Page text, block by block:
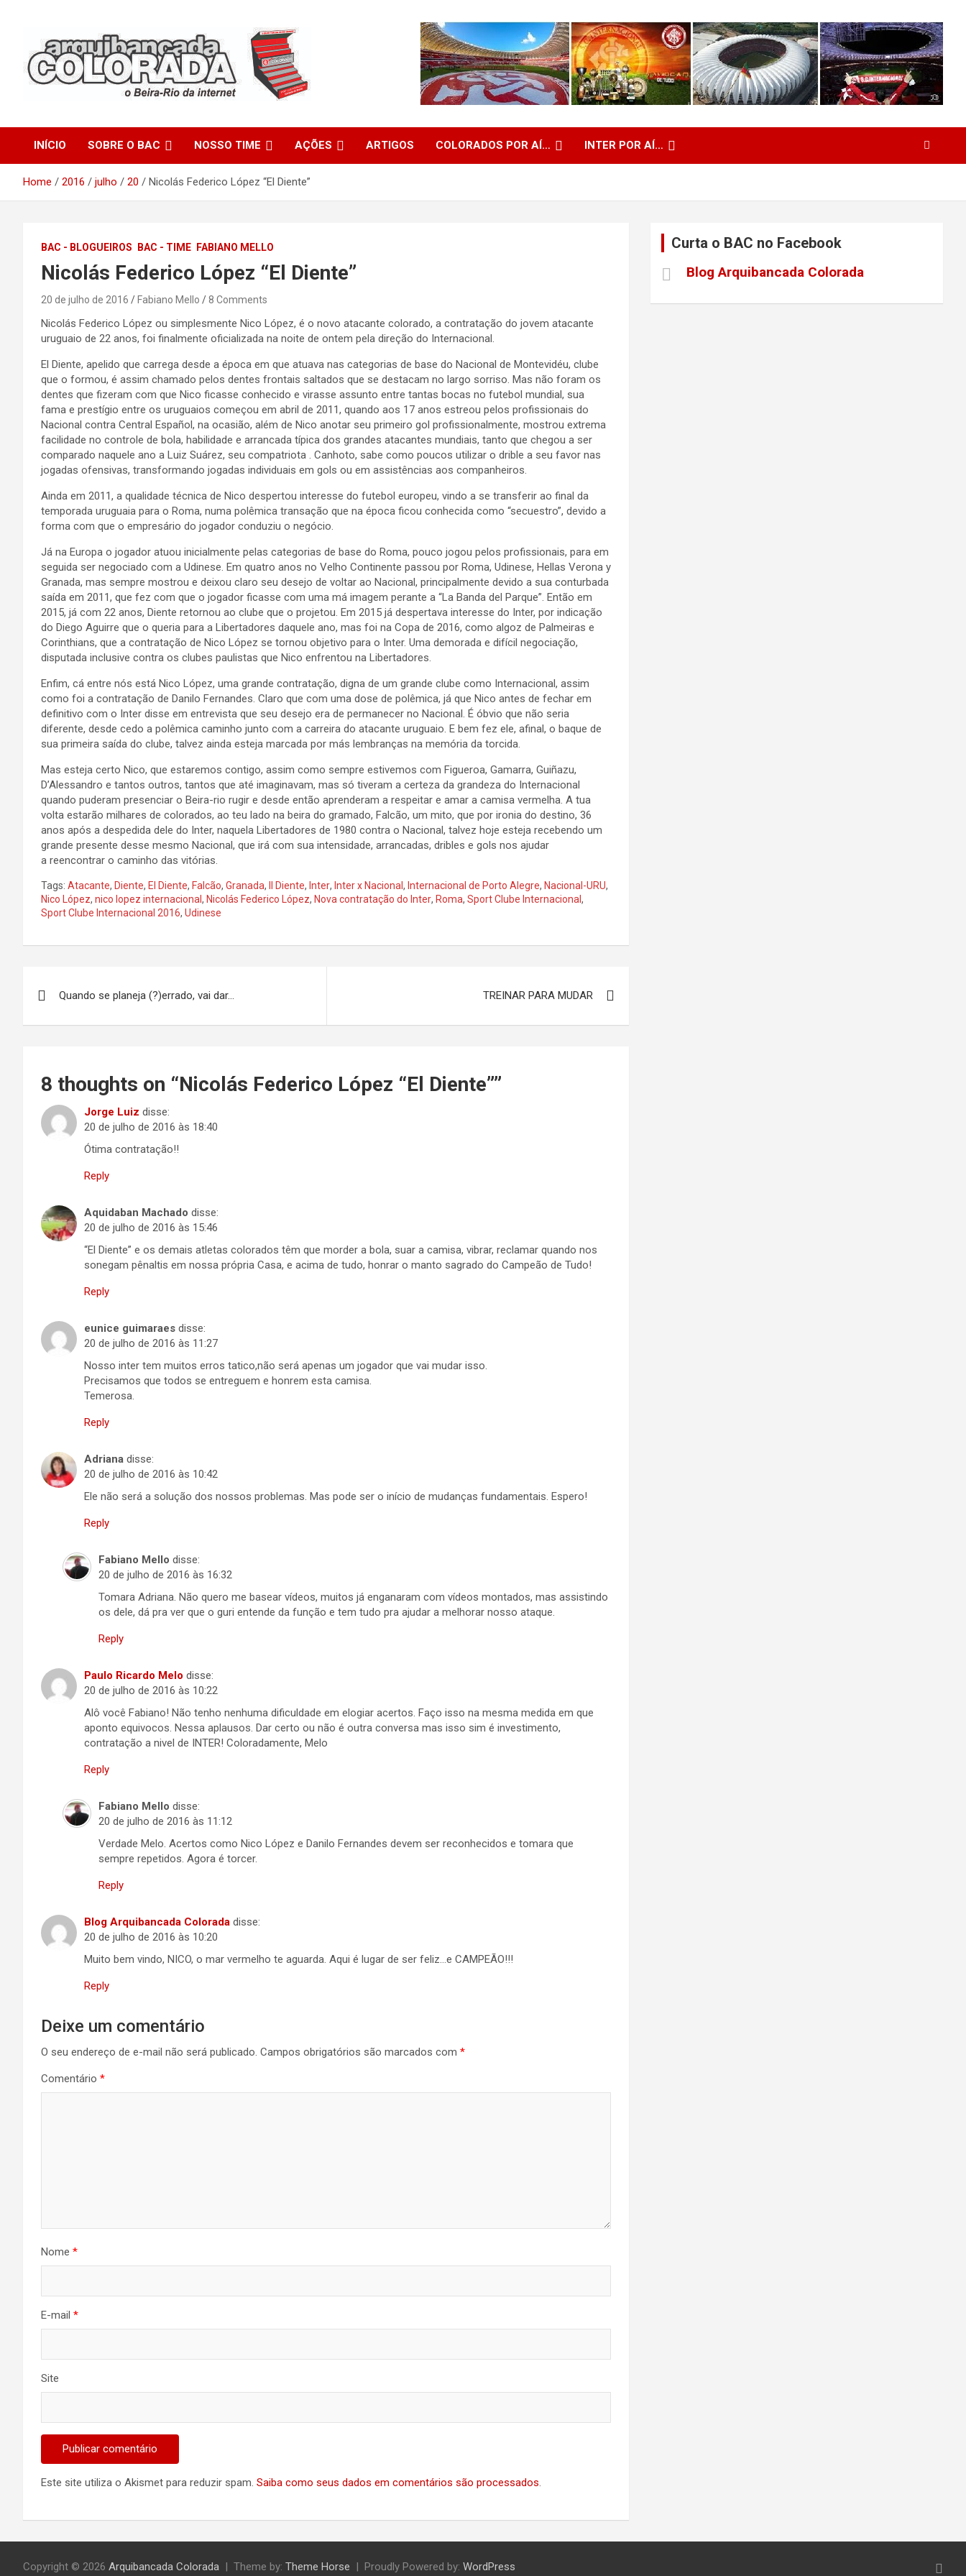
Arquibancada Colorada
INÍCIO SOBRE O BAC NOSSO TIME AÇÕES ARTIGOS COLORADOS POR AÍ… INTER POR AÍ…
Home 2016 julho 20 Nicolás Federico López “El Diente”
BAC - BLOGUEIROS BAC - TIME FABIANO MELLO
Nicolás Federico López “El Diente”
20 de julho de 2016 Fabiano Mello 8 Comments
Nicolás Federico López ou simplesmente Nico López, é o novo atacante colorado, a contratação do jovem atacante
uruguaio de 22 anos, foi finalmente oficializada na noite de ontem pela direção do Internacional.
El Diente, apelido que carrega desde a época em que atuava nas categorias de base do Nacional de Montevidéu, clube
que o formou, é assim chamado pelos dentes frontais saltados que se destacam no largo sorriso. Mas não foram os
dentes que fizeram com que Nico ficasse conhecido e virasse assunto entre tantas bocas no futebol mundial, sua
fama e prestígio entre os uruguaios começou em abril de 2011, quando aos 17 anos estreou pelos profissionais do
Nacional contra Central Español, na ocasião, além de Nico anotar seu primeiro gol profissionalmente, mostrou extrema
facilidade no controle de bola, habilidade e arrancada típica dos grandes atacantes mundiais, tanto que chegou a ser
comparado naquele ano a Luiz Suárez, seu compatriota . Canhoto, sabe como poucos utilizar o drible a seu favor nas
jogadas ofensivas, transformando jogadas individuais em gols ou em assistências aos companheiros.
Ainda em 2011, a qualidade técnica de Nico despertou interesse do futebol europeu, vindo a se transferir ao final da
temporada uruguaia para o Roma, numa polêmica transação que na época ficou conhecida como “secuestro”, devido a
forma com que o empresário do jogador conduziu o negócio.
Já na Europa o jogador atuou inicialmente pelas categorias de base do Roma, pouco jogou pelos profissionais, para em
seguida ser negociado com a Udinese. Em quatro anos no Velho Continente passou por Roma, Udinese, Hellas Verona y
Granada, mas sempre mostrou e deixou claro seu desejo de voltar ao Nacional, principalmente devido a sua conturbada
saída em 2011, que fez com que o jogador ficasse com uma má imagem perante a “La Banda del Parque”. Então em
2015, já com 22 anos, Diente retornou ao clube que o projetou. Em 2015 já despertava interesse do Inter, por indicação
do Diego Aguirre que o queria para a Libertadores daquele ano, mas foi na Copa de 2016, como algoz de Palmeiras e
Corinthians, que a contratação de Nico López se tornou objetivo para o Inter. Uma demorada e difícil negociação,
disputada inclusive contra os clubes paulistas que Nico enfrentou na Libertadores.
Enfim, cá entre nós está Nico López, uma grande contratação, digna de um grande clube como Internacional, assim
como foi a contratação de Danilo Fernandes. Claro que com uma dose de polêmica, já que Nico antes de fechar em
definitivo com o Inter disse em entrevista que seu desejo era de permanecer no Nacional. É óbvio que não seria
diferente, desde cedo a polêmica caminho junto com a carreira do atacante uruguaio. E bem fez ele, afinal, o baque de
sua primeira saída do clube, talvez ainda esteja marcada por más lembranças na memória da torcida.
Mas esteja certo Nico, que estaremos contigo, assim como sempre estivemos com Figueroa, Gamarra, Guiñazu,
D’Alessandro e tantos outros, tantos que até imaginavam, mas só tiveram a certeza da grandeza do Internacional
quando puderam presenciar o Beira-rio rugir e desde então aprenderam a respeitar e amar a camisa vermelha. A tua
volta estarão milhares de colorados, ao teu lado na beira do gramado, Falcão, um mito, que por ironia do destino, 36
anos após a despedida dele do Inter, naquela Libertadores de 1980 contra o Nacional, talvez hoje esteja recebendo um
grande presente desse mesmo Nacional, que irá com sua intensidade, arrancadas, dribles e gols nos ajudar
a reencontrar o caminho das vitórias.
Tags: Atacante, Diente, El Diente, Falcão, Granada, Il Diente, Inter, Inter x Nacional , Internacional de Porto Alegre, Nacional-URU,
Nico López, nico lopez internacional , Nicolás Federico López, Nova contratação do Inter, Roma, Sport Clube Internacional ,
Sport Clube Internacional 2016, Udinese
de
Quando se planeja (?)errado, vai dar… TREINAR PARA MUDAR
8 thoughts on “Nicolás Federico López “El Diente””
Jorge Luiz disse:
20 de julho de 2016 às 18:40
Ótima contratação!!
Reply
Aquidaban Machado disse:
20 de julho de 2016 às 15:46
“El Diente” e os demais atletas colorados têm que morder a bola, suar a camisa, vibrar, reclamar quando nos
sonegam pênaltis em nossa própria Casa, e acima de tudo, honrar o manto sagrado do Campeão de Tudo!
Reply
eunice guimaraes disse:
20 de julho de 2016 às 11:27
Nosso inter tem muitos erros tatico,não será apenas um jogador que vai mudar isso.
Precisamos que todos se entreguem e honrem esta camisa.
Temerosa.
Reply
Adriana disse:
20 de julho de 2016 às 10:42
Ele não será a solução dos nossos problemas. Mas pode ser o início de mudanças fundamentais. Espero!
Reply
Fabiano Mello disse:
20 de julho de 2016 às 16:32
Tomara Adriana. Não quero me basear vídeos, muitos já enganaram com vídeos montados, mas assistindo
os dele, dá pra ver que o guri entende da função e tem tudo pra ajudar a melhorar nosso ataque.
Reply
Paulo Ricardo Melo disse:
20 de julho de 2016 às 10:22
Alô você Fabiano! Não tenho nenhuma dificuldade em elogiar acertos. Faço isso na mesma medida em que
aponto equivocos. Nessa aplausos. Dar certo ou não é outra conversa mas isso sim é investimento,
contratação a nivel de INTER! Coloradamente, Melo
Reply
Fabiano Mello disse:
20 de julho de 2016 às 11:12
Verdade Melo. Acertos como Nico López e Danilo Fernandes devem ser reconhecidos e tomara que
sempre repetidos. Agora é torcer.
Reply
Blog Arquibancada Colorada disse:
20 de julho de 2016 às 10:20
Muito bem vindo, NICO, o mar vermelho te aguarda. Aqui é lugar de ser feliz…e CAMPEÃO!!!
Reply
Deixe um comentário
O seu endereço de e-mail não será publicado. Campos obrigatórios são marcados com *
Comentário *
Nome *
E-mail *
Site
Este site utiliza o Akismet para reduzir spam. Saiba como seus dados em comentários são processados.
Curta o BAC no Facebook
Blog Arquibancada Colorada
Copyright © 2026 Arquibancada Colorada Theme by: Theme Horse Proudly Powered by: WordPress